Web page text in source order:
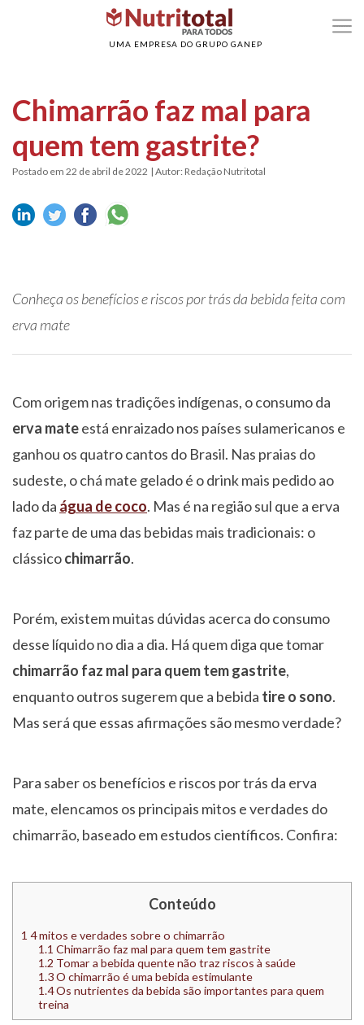
UMA EMPRESA DO GRUPO GANEP
Chimarrão faz mal para quem tem gastrite?
Chimarrão faz mal para
quem tem gastrite?
Postado em 22 de abril de 2022 | Autor: Redação Nutritotal
Conheça os benefícios e riscos por trás da bebida feita com
erva mate
Com origem nas tradições indígenas, o consumo da
erva mateestá enraizado nos países sulamericanos e
ganhou os quatro cantos do Brasil. Nas praias do
sudeste, o chá mate gelado é o drink mais pedido ao
lado da água de coco. Mas é na região sul que a erva
faz parte de uma das bebidas mais tradicionais: o
clássicochimarrão.
Porém, existem muitas dúvidas acerca do consumo
desse líquido no dia a dia. Há quem diga que tomar
chimarrão faz mal para quem tem gastrite,
enquanto outros sugerem que a bebida tire o sono.
Mas será que essas afirmações são mesmo verdade?
Para saber os benefícios e riscos por trás da erva
mate, elencamos os principais mitos e verdades do
chimarrão, baseado em estudos científicos. Confira:
Conteúdo
1 4 mitos e verdades sobre o chimarrão
1.1 Chimarrão faz mal para quem tem gastrite
1.2 Tomar a bebida quente não traz riscos à saúde
1.3O chimarrão é uma bebida estimulante
1.4Os nutrientes da bebida são importantes para quem
treina